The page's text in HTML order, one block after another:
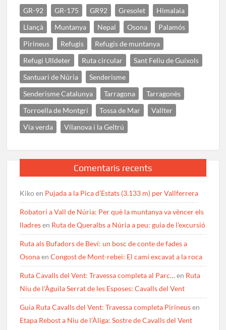
GR-92
GR-175 GR92 Gresolet
Himalaia
Llançà
Muntanya Nepal Osona
Palamós
Pirineus
Refugis
Refugis de muntanya
Refugi Ulldeter
Ruta circular
Sant Feliu de Guíxols
Santuari de Núria
Senderisme
Senderisme Catalunya
Tarragona
Tarragonès
Torroella de Montgrí
Tossa de Mar
Vallter
Via verda
Vilanova i la Geltrú
Comentaris recents
Kikoen Pujada a la Pica d’Estats (3.133 m) per Vallferrera
Robatori a Vall de Núria: Per què la muntanya va vèncer els
lladresen Ruta de Queralbs a Núria a peu: guia de l’excursió
Ruta als Bufadors de Beví: un bosc de conte de fades a
OsonaenCongost de Mont-rebei: El camí excavat a la roca
Ruta Cavalls del Vent: Travessa completa al Parc…en Ruta
Niu de l’Àguila Serrat de les Esposes: Cavalls del Vent
Guia Ruta Cavalls del Vent: Travessa completa Pirineusen
Etapa Rebost a Niu de l’Àliga: Sostre de Cavalls del Vent